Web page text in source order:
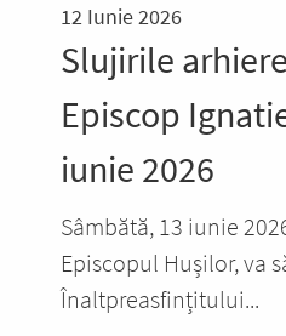
12 Iunie 2026
Slujirile
Episcop
iunie 2026
Sâmbătă, 13 iunie
Episcopul Hușilor, va
Înaltpreasfințitului...